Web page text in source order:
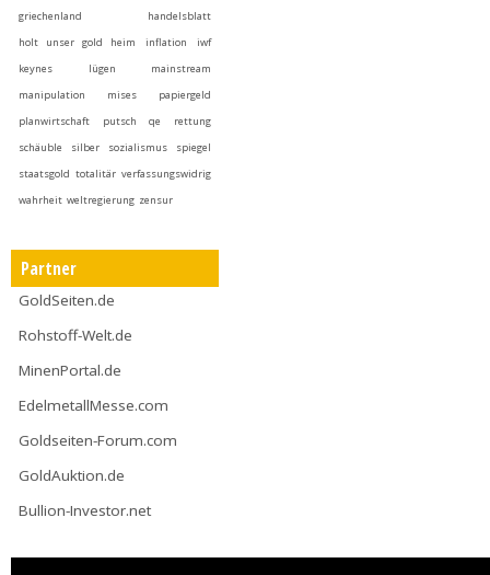
griechenland
handelsblatt
holt unser gold heim
inflation
iwf
keynes
lügen
mainstream
manipulation
mises
papiergeld
planwirtschaft
putsch qe
rettung
schäuble
silber sozialismus
spiegel
staatsgold totalitär verfassungswidrig
wahrheit weltregierung zensur
Partner
GoldSeiten.de
Rohstoff-Welt.de
MinenPortal.de
EdelmetallMesse.com
Goldseiten-Forum.com
GoldAuktion.de
Bullion-Investor.net